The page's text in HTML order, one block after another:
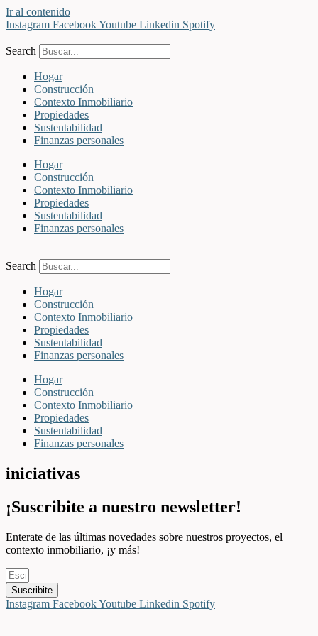
Ir al contenido
Instagram FacebookYoutube Linkedin Spotify
Search
Hogar
Construcción
Contexto Inmobiliario
Propiedades
Sustentabilidad
Finanzas personales
Hogar
Construcción
Contexto Inmobiliario
Propiedades
Sustentabilidad
Finanzas personales
Search
Hogar
Construcción
Contexto Inmobiliario
Propiedades
Sustentabilidad
Finanzas personales
Hogar
Construcción
Contexto Inmobiliario
Propiedades
Sustentabilidad
Finanzas personales
iniciativas
¡Suscribite a nuestro newsletter!
Enterate de las últimas novedades sobre nuestros proyectos, el
contexto inmobiliario, ¡y más!
Suscribite
Instagram FacebookYoutube Linkedin Spotify